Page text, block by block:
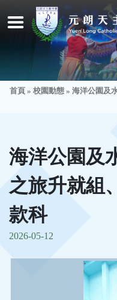
首頁 » 校園動態 » 海洋公園及
海洋公園及
之旅升就組
款科
2026-05-12